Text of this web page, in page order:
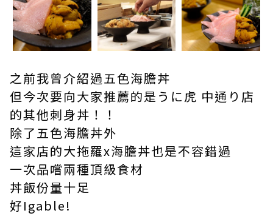
之前我曾介紹過五色海膽丼
但今次要向大家推薦的是うに虎 中通り店
的其他刺身丼！！
除了五色海膽丼外
這家店的大拖羅x海膽丼也是不容錯過
一次品嚐兩種頂級食材
丼飯份量十足
好Igable!